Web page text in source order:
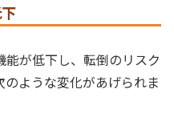
が低下し、転倒のリスク
ような変化があげられま